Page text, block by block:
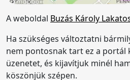
A weboldal Buzás Károly
Ha szükséges változtatni
nem pontosnak tart ez a portál
üzenetet, és kijavítjuk minél
köszönjük szépen.